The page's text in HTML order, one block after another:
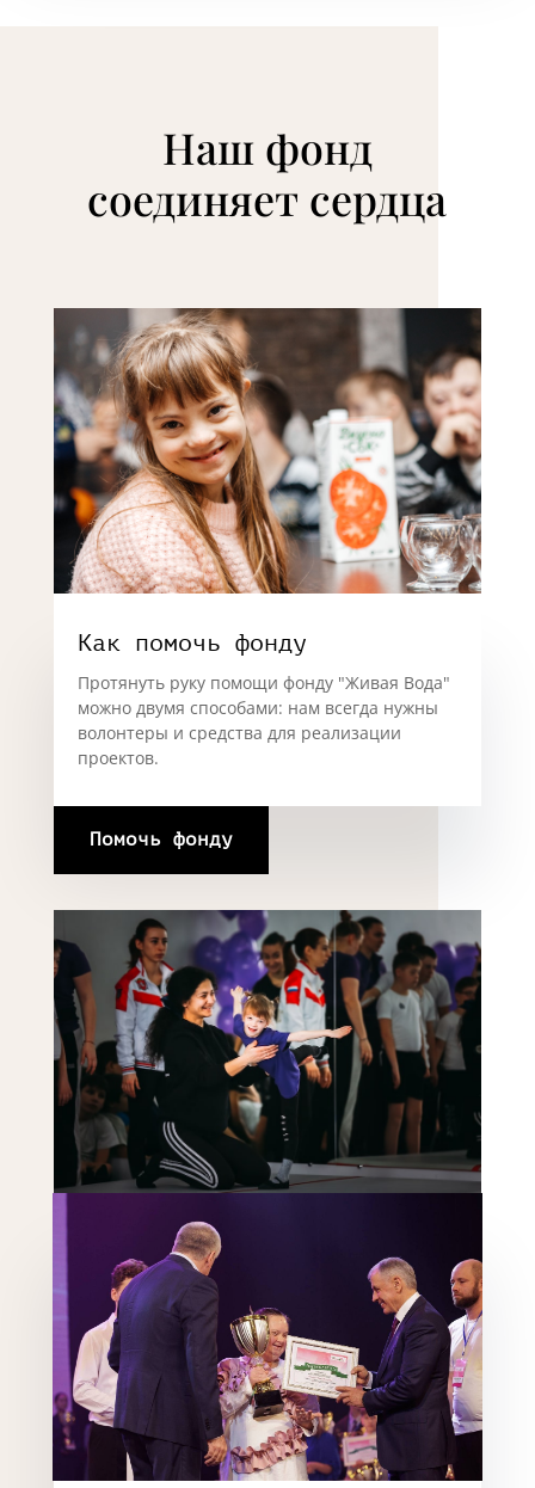
Наш фонд
соединяет сердца
Как помочь фонду
Протянуть руку помощи фонду "Живая Вода"
можно двумя способами: нам всегда нужны
волонтеры и средства для реализации
проектов.
Помочь фонду